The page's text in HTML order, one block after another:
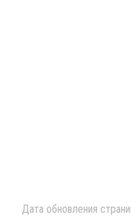
Дата обновления